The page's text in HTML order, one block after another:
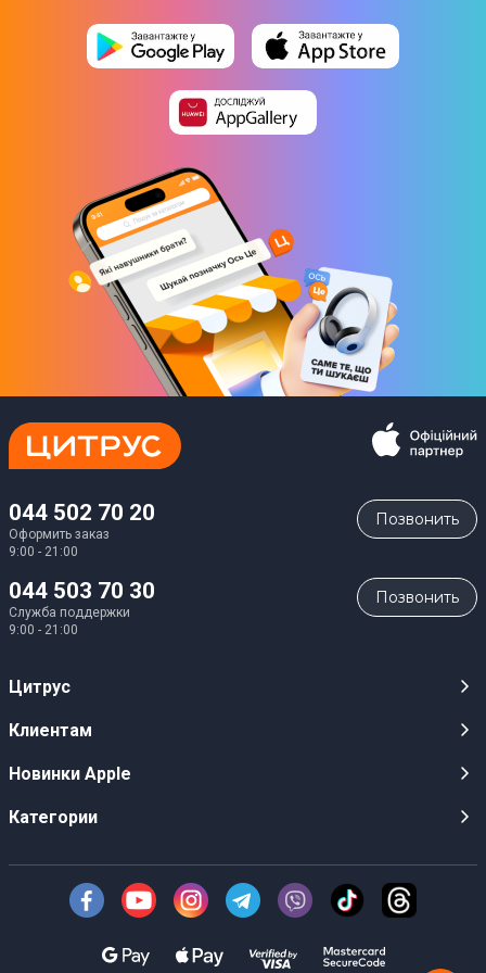
044 502 70 20
Оформить заказ
9:00 - 21:00
Позвонить
044 503 70 30
Служба поддержки
9:00 - 21:00
Позвонить
Цитрус
Карьера
Оптовым клиентам
О Компании
Безналичный расчет
Клиентам
Публичные оферты
Инструкции и прошивки
Доставка
Новинки Apple
iPhone 17
iPhone Air
Категории
Техника Apple
Смартфоны
Техника для кухни